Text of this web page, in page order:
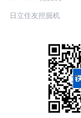
日立住友挖掘机